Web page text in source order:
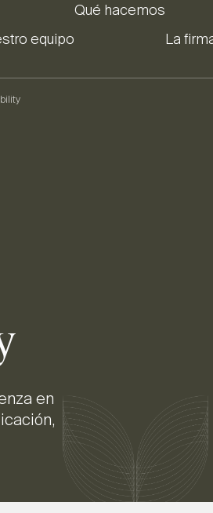
equipo
Qué hacemos
La
en